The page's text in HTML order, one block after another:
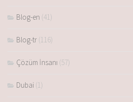
Blog-en (41)
Blog-tr (116)
Çözüm İnsanı (57)
Dubai (1)